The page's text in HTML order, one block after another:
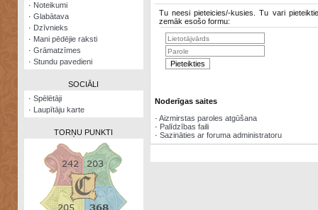
Visatcera
almanahs
Arhīvs
Zināšanu
· Noteikumi
· Glabātava
· Dzīvnieks
· Mani pēdējie raksti
· Grāmatzīmes
· Stundu pavedieni
SOCIĀLI
· Spēlētāji
· Laupītāju karte
TORŅU PUNKTI
Tu neesi pieteicies/-kusies. Tu vari
zemāk esošo formu:
Noderīgas saites
· Aizmirstas paroles atgūšana
· Palīdzības faili
· Sazināties ar foruma administratoru